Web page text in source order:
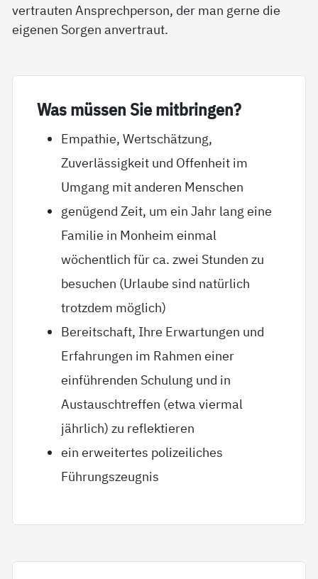
vertrauten Ansprechperson, der man gerne die
eigenen Sorgen anvertraut.
Was müs­sen Sie mit­brin­gen?
Empathie, Wertschätzung,
Zuverlässigkeit und Offenheit im
Umgang mit anderen Menschen
genügend Zeit, um ein Jahr lang eine
Familie in Monheim einmal
wöchentlich für ca. zwei Stunden zu
besuchen (Urlaube sind natürlich
trotzdem möglich)
Bereitschaft, Ihre Erwartungen und
Erfahrungen im Rahmen einer
einführenden Schulung und in
Austauschtreffen (etwa viermal
jährlich) zu reflektieren
ein erweitertes polizeiliches
Führungszeugnis